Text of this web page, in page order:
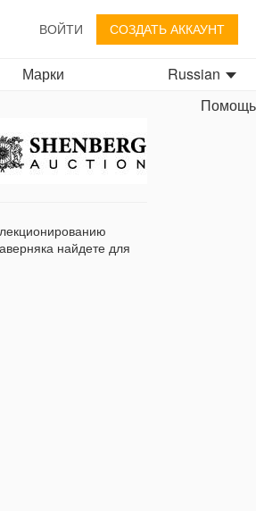
ВОЙТИ СОЗДАТЬ АККАУНТ
Марки
Russian
Помощь
найдете для